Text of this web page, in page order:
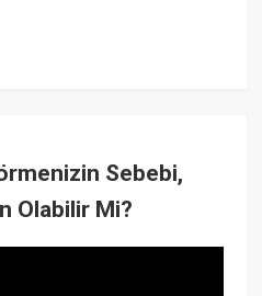
Sebebi,
Olabilir Mi?